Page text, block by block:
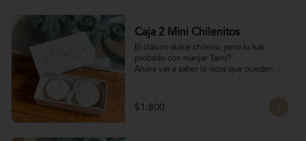
Caja 2 Mini Chilenitos
El clásico dulce chileno, pero lo has
probado con manjar Tanti?
Ahora vas a saber lo ricos que pueden
espolvoreados con azúcar flor.
Para dar un dulce especial en estas
$1.800